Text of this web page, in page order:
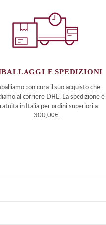
E SPEDIZIONI
con cura il suo acquisto che
al corriere DHL. La spedizione è
in Italia per ordini superiori a
300,00€.